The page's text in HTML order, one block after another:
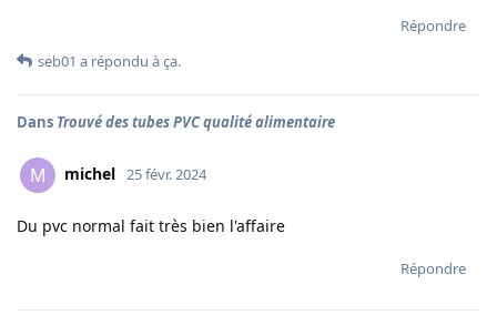
Répondre
seb01 a répondu à ça.
Dans Trouvé des tubes PVC qualité alimentaire
M michel 25 févr. 2024
Du pvc normal fait très bien l'affaire
Répondre